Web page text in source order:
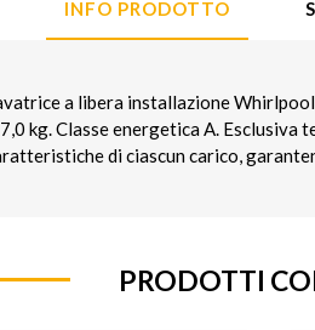
INFO PRODOTTO
a libera installazione
kg. Classe energetica A. Esclusiva
di ciascun carico,
PRODOTTI